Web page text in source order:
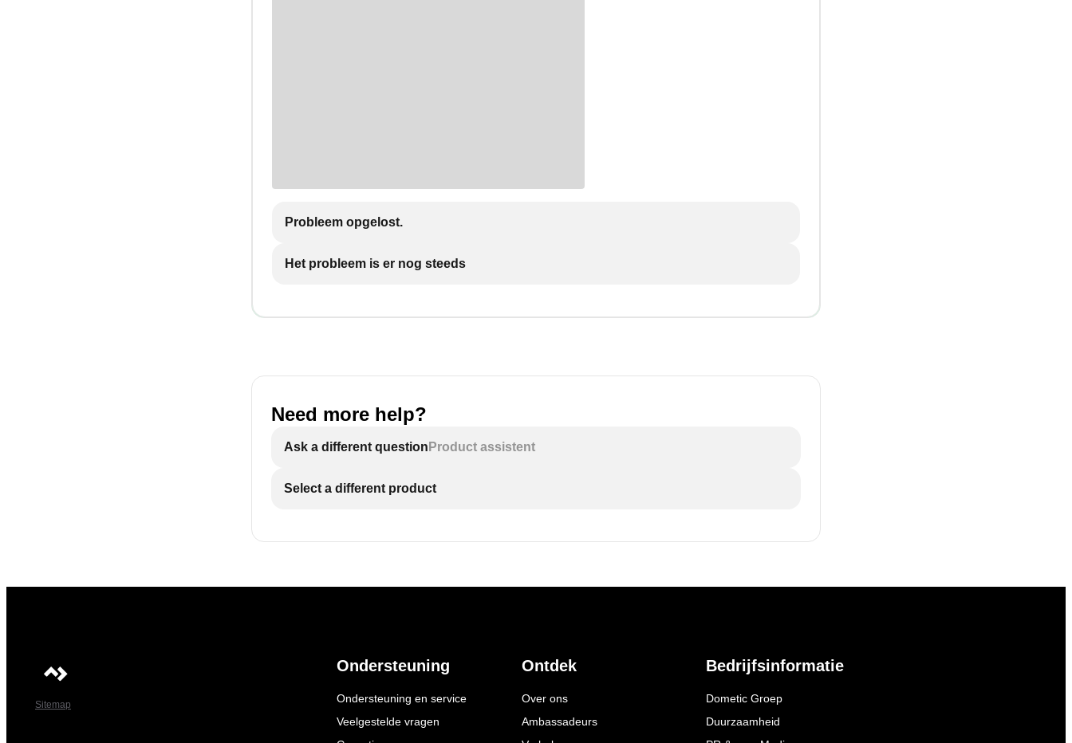
Probleem opgelost.
Het probleem is er nog steeds
Need more help?
Ask a different question Product assistent
Select a different product
Sitemap
Ondersteuning
Ondersteuning en service
Veelgestelde vragen
Ontdek
Over ons
Ambassadeurs
Bedrijfsinformatie
Dometic Groep
Duurzaamheid